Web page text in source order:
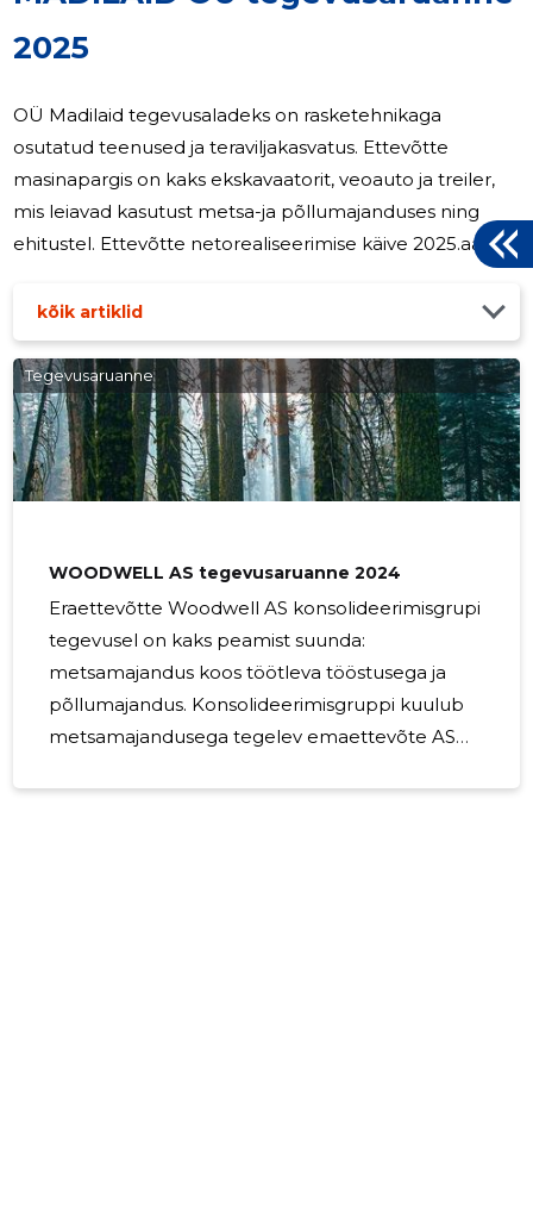
2025
OÜ Madilaid tegevusaladeks on rasketehnikaga
osutatud teenused ja teraviljakasvatus. Ettevõtte
masinapargis on kaks ekskavaatorit, veoauto ja treiler,
mis leiavad kasutust metsa-ja põllumajanduses ning
ehitustel. Ettevõtte netorealiseerimise käive 2025.aastal
sellest oli 60%. Teraviljakasvatus toimus enamuselt
renditud maadel, kus kasvatati nisu, otra, tritikalet ja
rapsi. OÜ Madilaid kasum 53 (2024:11) tuhat eurot.
Töötajaid oli kaks, kelle palgakulu koos sotsiaalmaksuga
oli 79 (2024:71) tuhat eurot. Juhatusele palka ei
makstud.
kõik artiklid
Tegevusaruanne
WOODWELL AS tegevusaruanne 2024
Eraettevõtte Woodwell AS konsolideerimisgrupi
tegevusel on kaks peamist suunda:
metsamajandus koos töötleva tööstusega ja
põllumajandus. Konsolideerimisgruppi kuulub
metsamajandusega tegelev emaettevõte AS